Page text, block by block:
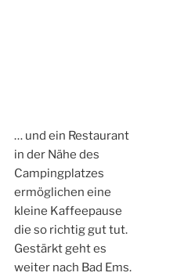
… und ein Restaurant
in der Nähe des
Campingplatzes
ermöglichen eine
kleine Kaffeepause
die so richtig gut tut.
Gestärkt geht es
weiter nach Bad Ems.